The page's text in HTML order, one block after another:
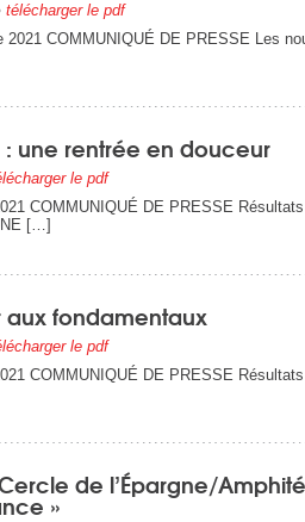
télécharger le pdf
2021 COMMUNIQUÉ DE PRESSE Les
une rentrée en douceur
le pdf
COMMUNIQUÉ DE PRESSE
[…]
aux fondamentaux
le pdf
COMMUNIQUÉ DE PRESSE
de l’Épargne/
»